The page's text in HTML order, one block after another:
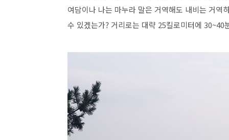
여담이나 나는 마누라 말은 거역해도 내비는 거역
수 있겠는가? 거리로는 대략 25킬로미터에 30~40